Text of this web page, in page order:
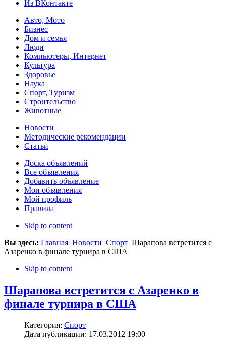
Из ВКонтакте
Авто, Мото
Бизнес
Дом и семья
Люди
Компьютеры, Интернет
Культура
Здоровье
Наука
Спорт, Туризм
Строительство
Животные
Новости
Методические рекомендации
Статьи
Доска объявлений
Все объявления
Добавить объявление
Мои объявления
Мой профиль
Правила
Skip to content
Вы здесь: Главная Новости Спорт Шарапова встретится с
Азаренко в финале турнира в США
Skip to content
Шарапова встретится с Азаренко в
финале турнира в США
Категория: Спорт
Дата публикации: 17.03.2012 19:00